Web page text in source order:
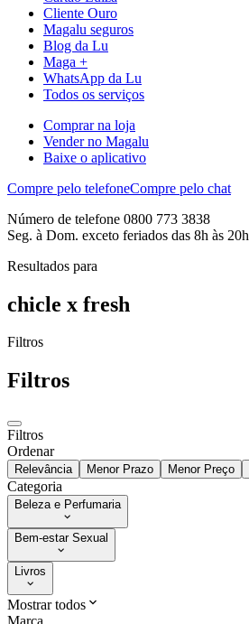
Cliente Ouro
Magalu seguros
Blog da Lu
Maga +
WhatsApp da Lu
Todos os serviços
Comprar na loja
Vender no Magalu
Baixe o aplicativo
Compre pelo telefoneCompre pelo chat
Número de telefone 0800 773 3838
Seg. à Dom. exceto feriados das 8h às 20h
Resultados para
chicle x fresh
Filtros
Filtros
Filtros
Ordenar
Relevância Menor Prazo Menor Preço
Categoria
Beleza e Perfumaria
Bem-estar Sexual
Livros
Mostrar todos